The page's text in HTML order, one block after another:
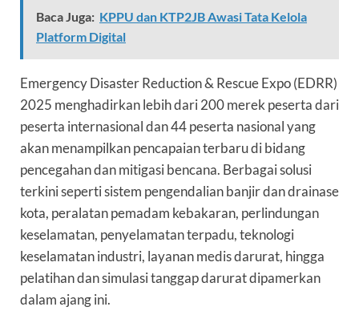
Baca Juga: KPPU dan KTP2JB Awasi Tata Kelola
Platform Digital
Emergency Disaster Reduction & Rescue Expo (EDRR)
2025 menghadirkan lebih dari 200 merek peserta dari
peserta internasional dan 44 peserta nasional yang
akan menampilkan pencapaian terbaru di bidang
pencegahan dan mitigasi bencana. Berbagai solusi
terkini seperti sistem pengendalian banjir dan drainase
kota, peralatan pemadam kebakaran, perlindungan
keselamatan, penyelamatan terpadu, teknologi
keselamatan industri, layanan medis darurat, hingga
pelatihan dan simulasi tanggap darurat dipamerkan
dalam ajang ini.